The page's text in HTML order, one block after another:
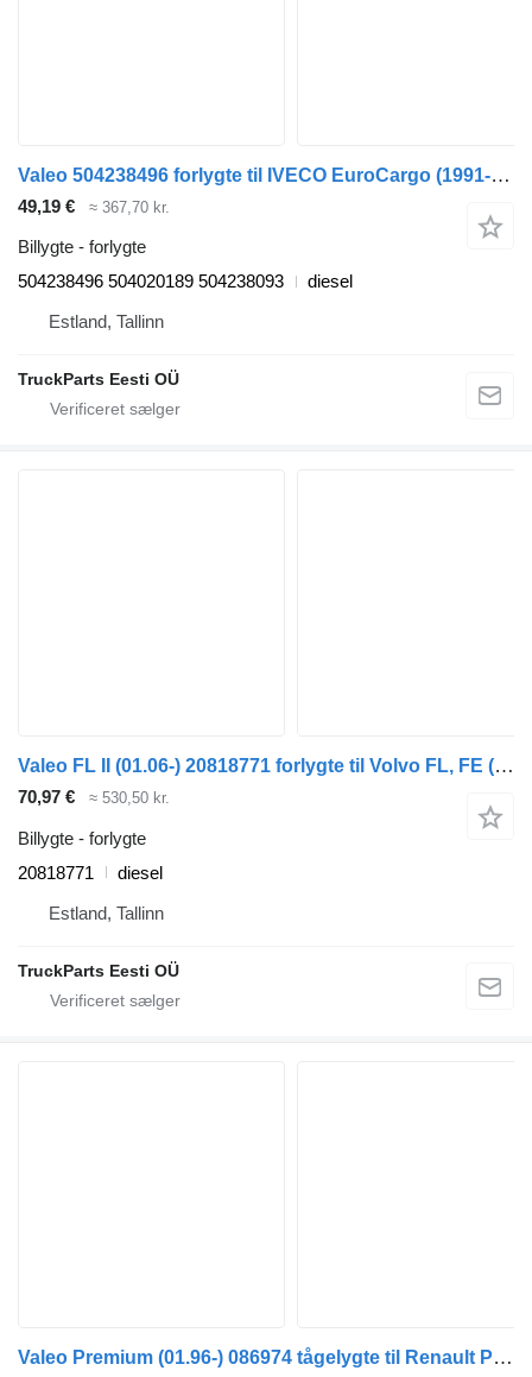
Valeo 504238496 forlygte til IVECO EuroCargo (1991-) trækker
49,19 € ≈ 367,70 kr.
Billygte - forlygte
504238496 504020189 504238093
diesel
Estland, Tallinn
TruckParts Eesti OÜ
Valeo FL II (01.06-) 20818771 forlygte til Volvo FL, FE (2005-2014) trækker
70,97 € ≈ 530,50 kr.
Billygte - forlygte
20818771
diesel
Estland, Tallinn
TruckParts Eesti OÜ
Valeo Premium (01.96-) 086974 tågelygte til Renault Premium, Premium 2 (1996-2014) trækker